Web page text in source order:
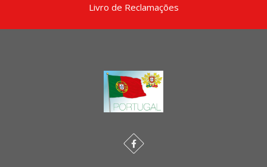
Livro de Reclamações